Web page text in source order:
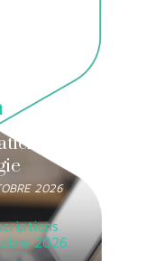
en
2026
2026.